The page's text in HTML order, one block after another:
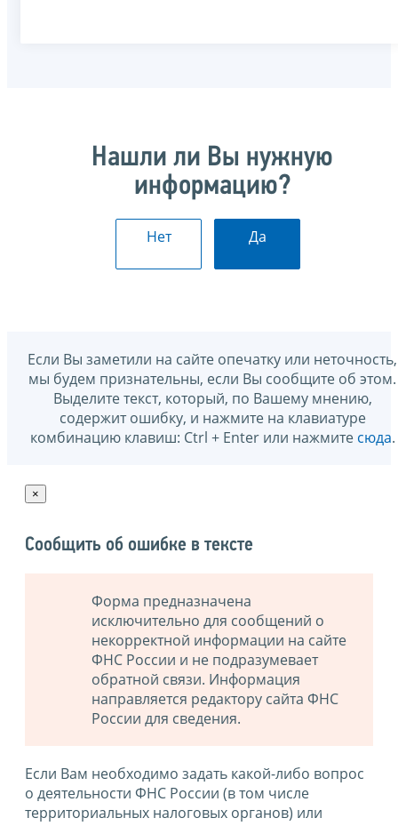
Нашли ли Вы нужную
информацию?
Нет Да
Если Вы заметили на сайте опечатку или неточность,
мы будем признательны, если Вы сообщите об этом.
Выделите текст, который, по Вашему мнению,
содержит ошибку, и нажмите на клавиатуре
комбинацию клавиш: Ctrl + Enter или нажмите сюда.
×
Сообщить об ошибке в тексте
Форма предназначена
исключительно для сообщений о
некорректной информации на сайте
ФНС России и не подразумевает
обратной связи. Информация
направляется редактору сайта ФНС
России для сведения.
Если Вам необходимо задать какой-либо вопрос
о деятельности ФНС России (в том числе
территориальных налоговых органов) или